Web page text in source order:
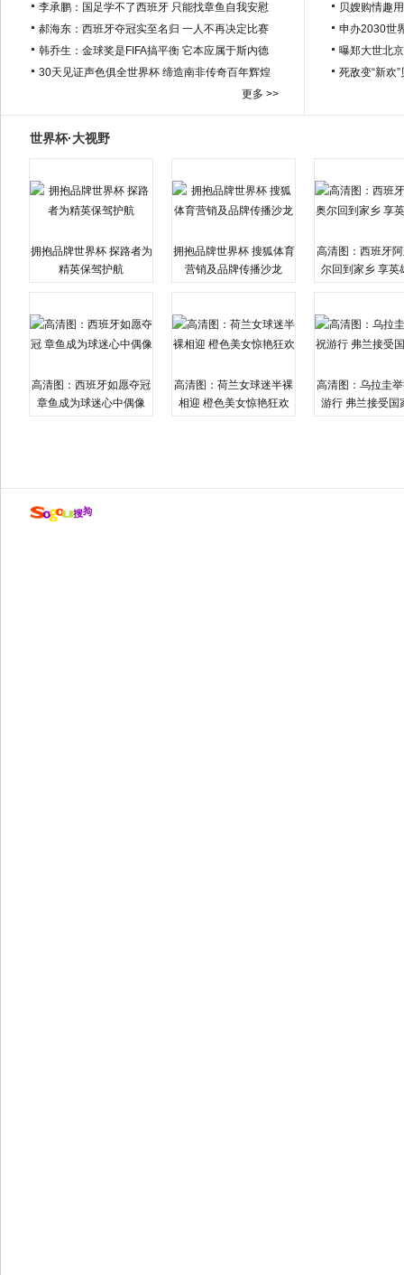
李承鹏：国足学不了西班牙 只能找章鱼自我安慰
郝海东：西班牙夺冠实至名归 一人不再决定比赛
韩乔生：金球奖是FIFA搞平衡 它本应属于斯内德
30天见证声色俱全世界杯 缔造南非传奇百年辉煌
更多 >>
贝嫂购情趣
申办2030世
曝郑大世北
死敌变“新欢
世界杯·大视野
拥抱品牌世界杯 探路者为
精英保驾护航
拥抱品牌世界杯 搜狐体育
营销及品牌传播沙龙
高清图：西班牙
尔回到家乡 享英
高清图：西班牙如愿夺冠
章鱼成为球迷心中偶像
高清图：荷兰女球迷半裸
相迎 橙色美女惊艳狂欢
高清图：乌拉圭
游行 弗兰接受国